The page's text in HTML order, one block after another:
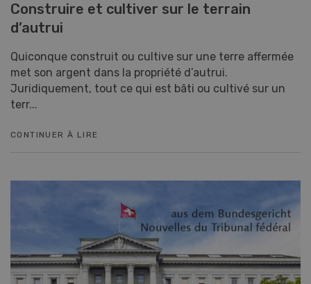
Construire et cultiver sur le terrain
d’autrui
Quiconque construit ou cultive sur une terre affermée
met son argent dans la propriété d’autrui.
Juridiquement, tout ce qui est bâti ou cultivé sur un
terr...
CONTINUER À LIRE